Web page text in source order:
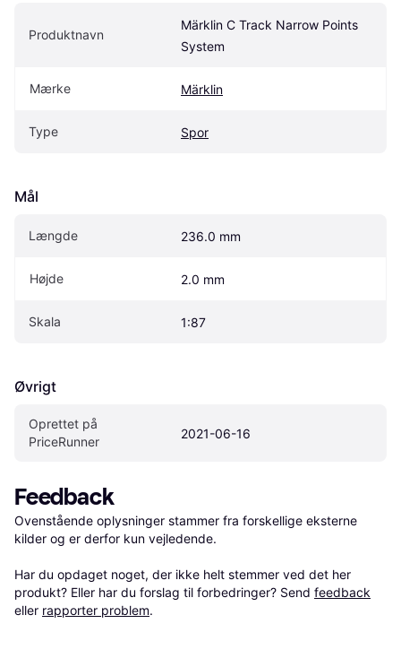
Produktnavn
Märklin C Track Narrow Points
System
Mærke Märklin
Type Spor
Mål
Længde 236.0 mm
Højde 2.0 mm
Skala 1:87
Øvrigt
Oprettet på
PriceRunner
2021-06-16
Feedback
Ovenstående oplysninger stammer fra forskellige eksterne
kilder og er derfor kun vejledende.
Har du opdaget noget, der ikke helt stemmer ved det her
produkt? Eller har du forslag til forbedringer? Send feedback
eller rapporter problem.